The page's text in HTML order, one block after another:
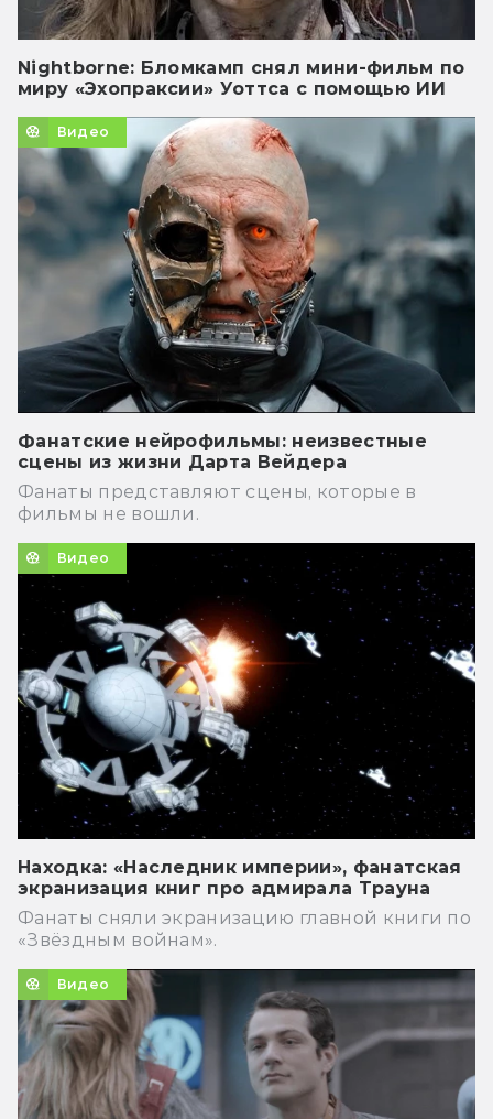
Nightborne: Бломкамп снял мини-фильм по
миру «Эхопраксии» Уоттса с помощью ИИ
Видео
Фанатские нейрофильмы: неизвестные
сцены из жизни Дарта Вейдера
Фанаты представляют сцены, которые в
фильмы не вошли.
Видео
Находка: «Наследник империи», фанатская
экранизация книг про адмирала Трауна
Фанаты сняли экранизацию главной книги по
«Звёздным войнам».
Видео